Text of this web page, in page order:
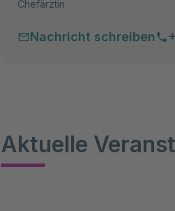
Chefärztin
Nachricht schreiben
Aktuelle